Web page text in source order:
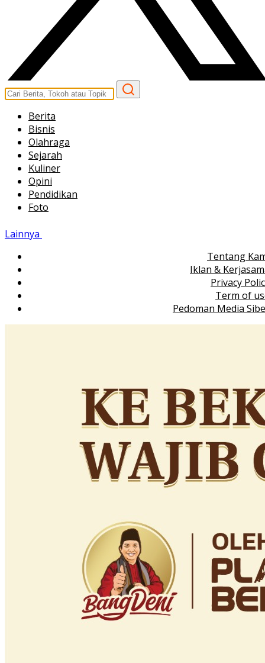
Berita
Bisnis
Olahraga
Sejarah
Kuliner
Opini
Pendidikan
Foto
Lainnya
Tentang
Iklan &
Privacy
Term of
Pedoman Media